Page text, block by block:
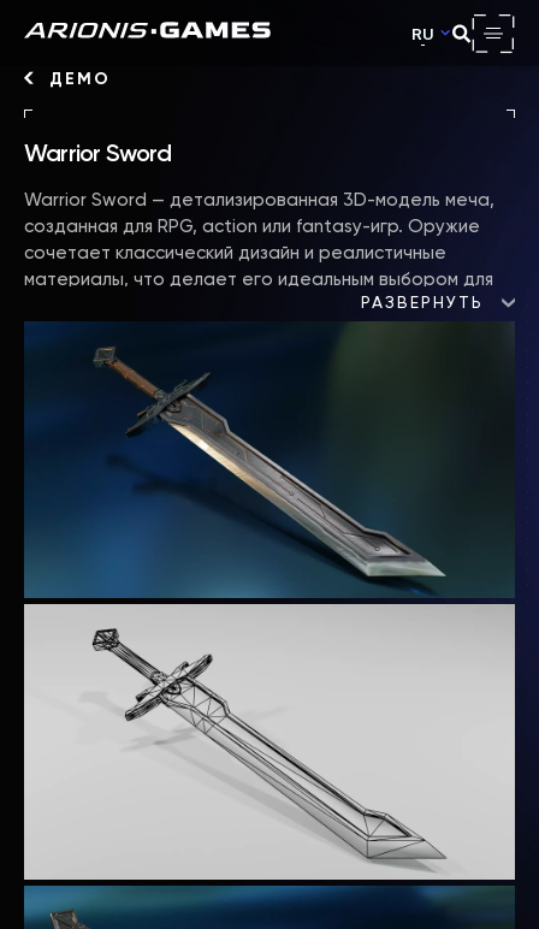
RU
ДЕМО
Warrior Sword
Warrior Sword — детализированная 3D-модель меча,
созданная для RPG, action или fantasy-игр. Оружие
сочетает классический дизайн и реалистичные
материалы, что делает его идеальным выбором для
игровых персонажей, инвентаря или боевых сцен.
РАЗВЕРНУТЬ